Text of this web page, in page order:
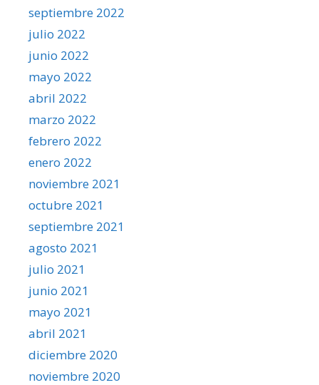
septiembre 2022
julio 2022
junio 2022
mayo 2022
abril 2022
marzo 2022
febrero 2022
enero 2022
noviembre 2021
octubre 2021
septiembre 2021
agosto 2021
julio 2021
junio 2021
mayo 2021
abril 2021
diciembre 2020
noviembre 2020